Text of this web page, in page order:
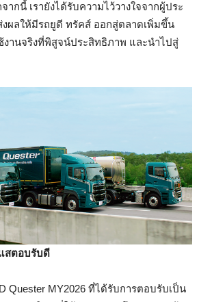
กนี้ เรายังได้รับความไว้วางใจจากผู้ประ
ผลให้มีรถยูดี ทรัคส์ ออกสู่ตลาดเพิ่มขึ้น
งานจริงที่พิสูจน์ประสิทธิภาพ และนำไปสู่
สตอบรับดี
Quester MY2026 ที่ได้รับการตอบรับเป็น